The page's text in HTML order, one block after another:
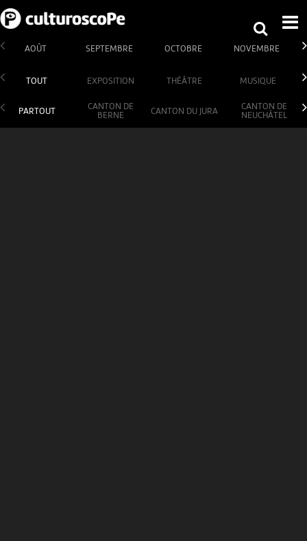
AOÛT SEPTEMBRE OCTOBRE NOVEMBRE
TOUT EXPOSITION THÉÂTRE MUSIQUE
PARTOUT
CANTON DE
BERNE
CANTON DU JURA
CANTON DE
NEUCHÂTEL